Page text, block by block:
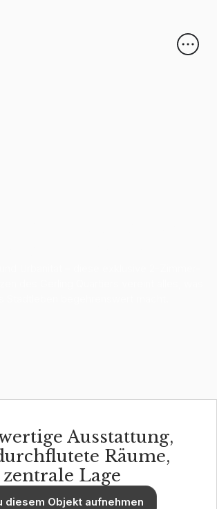
Ausstattung,
Räume,
zentrale Lage
diesem Objekt aufnehmen